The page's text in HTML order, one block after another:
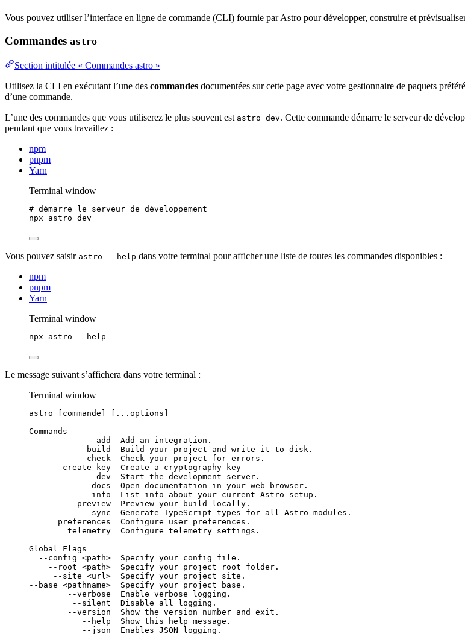
Vous pouvez utiliser l’interface en ligne de commande (CLI) fournie par Astro pour développer, construire et
Commandes astro
Section intitulée « Commandes astro »
Utilisez la CLI en exécutant l’une des commandes documentées sur cette page avec votre gestionnaire de paquets
d’une commande.
L’une des commandes que vous utiliserez le plus souvent est astro dev. Cette commande démarre le serveur de
pendant que vous travaillez :
npm
pnpm
Yarn
Terminal window
# démarre le serveur de développement
npx
astro dev
Vous pouvez saisir astro --help dans votre terminal pour afficher une liste de toutes les commandes disponibles :
npm
pnpm
Yarn
Terminal window
npx astro --help
Le message suivant s’affichera dans votre terminal :
Terminal window
astro [commande] [...options]
Commands
add
Add an
integration.
build
Build your project and write it to disk.
check
Check your project for errors.
create-key
Create a cryptography
key
dev
Start the development
server.
docs
Open documentation in your web
browser.
info
List info about your current Astro
setup.
preview
Preview your build
locally.
sync
Generate TypeScript types for all Astro modules.
preferences
Configure user preferences.
telemetry
Configure telemetry settings.
Global
Flags
--config <path> Specify your config
file.
--root <path> Specify your project root
folder.
--site <url> Specify your project
site.
--base <pathname> Specify your project
base.
--verbose
Enable verbose
logging.
--silent
Disable all
logging.
--version
Show the version number and
exit.
--help
Show this help message.
--json
Enables JSON logging.